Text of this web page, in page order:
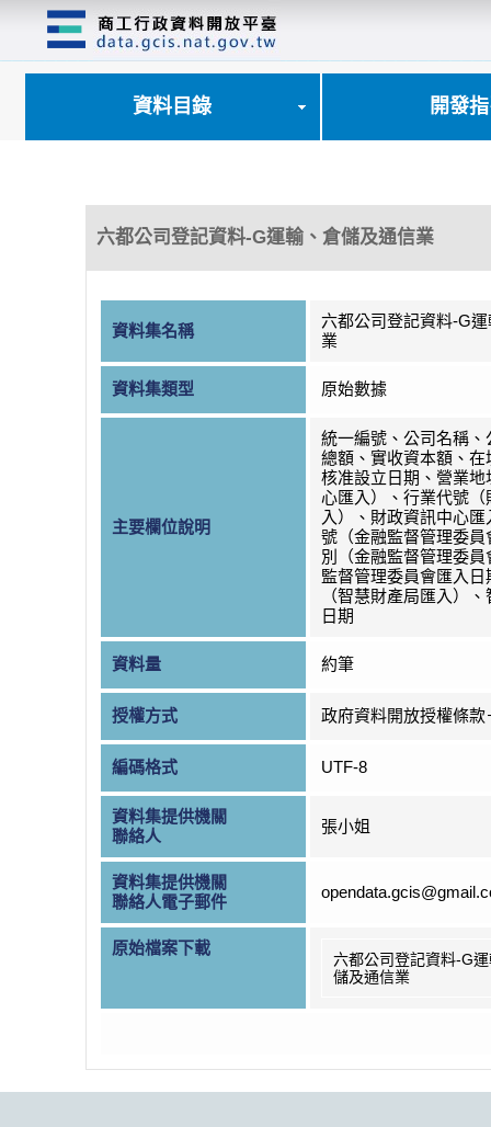
資料目錄 開發
六都公司登記資料-G運輸、倉儲及通信業
資料集名稱
六都公司登記資料-G
業
資料集類型 原始數據
主要欄位說明
統一編號、公司名稱、
總額、實收資本額、在
核准設立日期、營業地
心匯入）、行業代號（
入）、財政資訊中心
號（金融監督管理委員
別（金融監督管理委
監督管理委員會匯入日
（智慧財產局匯入）
日期
資料量 約筆
授權方式 政府資料開放授權條款
編碼格式 UTF-8
資料集提供機關
聯絡人
張小姐
資料集提供機關
聯絡人電子郵件
原始檔案下載
六都公司登記資料-G
儲及通信業